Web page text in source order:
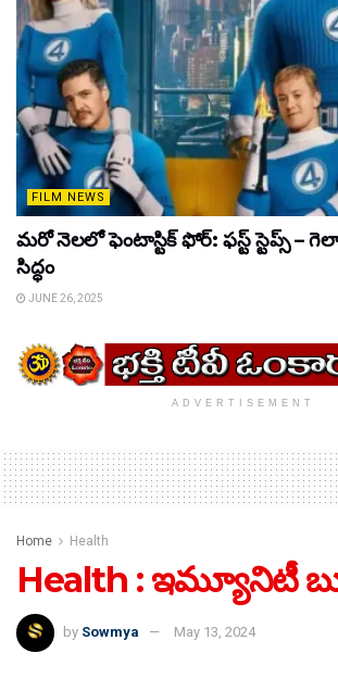
FILM NEWS
మరో నెలలో ఫెంటాస్టిక్ ఫోర్: ఫస్ట్ స్టెప్స్ –
సిద్ధం
JUNE 26, 2025
ADVERTISEMENT
Home Health
Health : ఇమ్యూనిటీ
by Sowmya May 13, 2024